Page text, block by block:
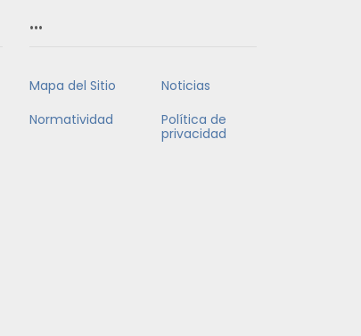
…
Mapa del Sitio
Noticias
Normatividad
Política de
privacidad